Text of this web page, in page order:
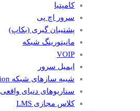
کامپتیا
سرور اچ پی
پشتیبان گیری (بکاپ)
مانيتورينگ شبکه
VOIP
ایمیل سرور
شبیه سازهای شبکه Simulation
سناریوهای دنیای واقعی
کلاس مجازی LMS